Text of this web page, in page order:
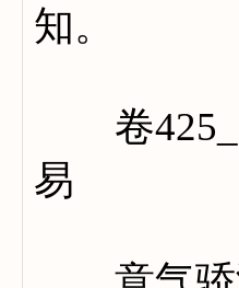
知。
卷425_8
易